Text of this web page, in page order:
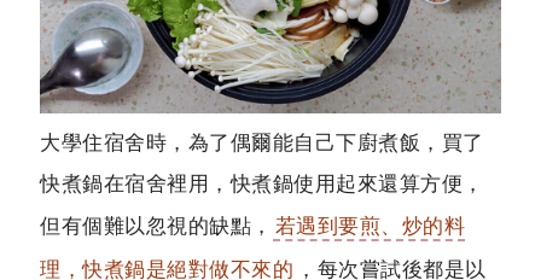
大學住宿舍時，為了偶爾能自己下廚煮飯，買了
快煮鍋在宿舍裡用，快煮鍋使用起來還算方便，
但有個難以忽視的缺點， 若遇到要煎、炒的料
理，快煮鍋是絕對做不來的 ，每次嘗試後都是以